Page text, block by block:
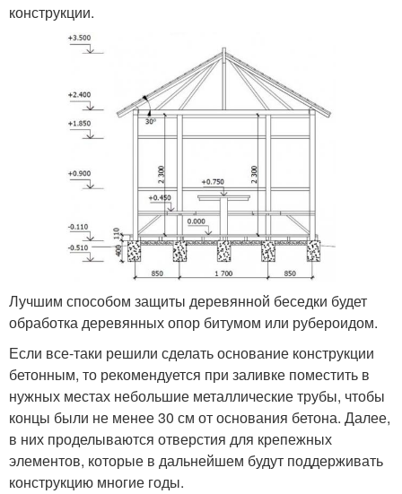
конструкции.
Лучшим способом защиты деревянной беседки будет
обработка деревянных опор битумом или рубероидом.
Если все-таки решили сделать основание конструкции
бетонным, то рекомендуется при заливке поместить в
нужных местах небольшие металлические трубы, чтобы
концы были не менее 30 см от основания бетона. Далее,
в них проделываются отверстия для крепежных
элементов, которые в дальнейшем будут поддерживать
конструкцию многие годы.